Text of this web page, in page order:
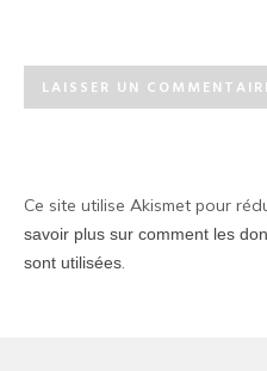
Ce site utilise Akismet pour
savoir plus sur comment les
sont utilisées.